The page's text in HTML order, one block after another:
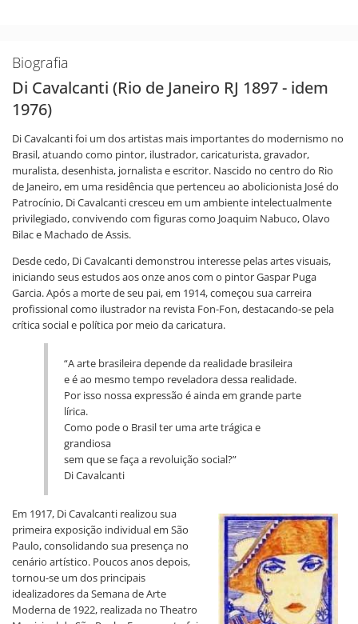
Biografia
Di Cavalcanti (Rio de Janeiro RJ 1897 - idem
1976)
Di Cavalcanti foi um dos artistas mais importantes do modernismo no
Brasil, atuando como pintor, ilustrador, caricaturista, gravador,
muralista, desenhista, jornalista e escritor. Nascido no centro do Rio
de Janeiro, em uma residência que pertenceu ao abolicionista José do
Patrocínio, Di Cavalcanti cresceu em um ambiente intelectualmente
privilegiado, convivendo com figuras como Joaquim Nabuco, Olavo
Bilac e Machado de Assis.
Desde cedo, Di Cavalcanti demonstrou interesse pelas artes visuais,
iniciando seus estudos aos onze anos com o pintor Gaspar Puga
Garcia. Após a morte de seu pai, em 1914, começou sua carreira
profissional como ilustrador na revista Fon-Fon, destacando-se pela
crítica social e política por meio da caricatura.
“A arte brasileira depende da realidade brasileira
e é ao mesmo tempo reveladora dessa realidade.
Por isso nossa expressão é ainda em grande parte
lírica.
Como pode o Brasil ter uma arte trágica e
grandiosa
sem que se faça a revoluição social?”
Di Cavalcanti
Em 1917, Di Cavalcanti realizou sua
primeira exposição individual em São
Paulo, consolidando sua presença no
cenário artístico. Poucos anos depois,
tornou-se um dos principais
idealizadores da Semana de Arte
Moderna de 1922, realizada no Theatro